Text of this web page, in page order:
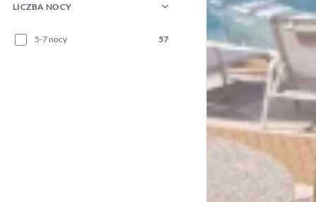
LICZBA NOCY
5-7 nocy 57